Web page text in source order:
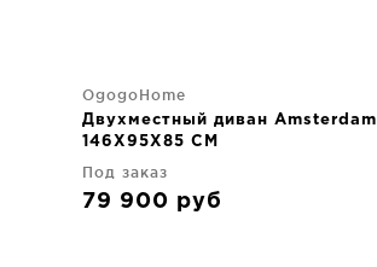
OgogoHome
Двухместный диван Amsterdam
146X95X85 CM
Под заказ
79 900 руб